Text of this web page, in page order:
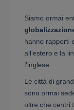
Siamo ormai
hanno rapporti
all’estero e la
l’inglese.
Le città di
sono ormai
oltre che centri